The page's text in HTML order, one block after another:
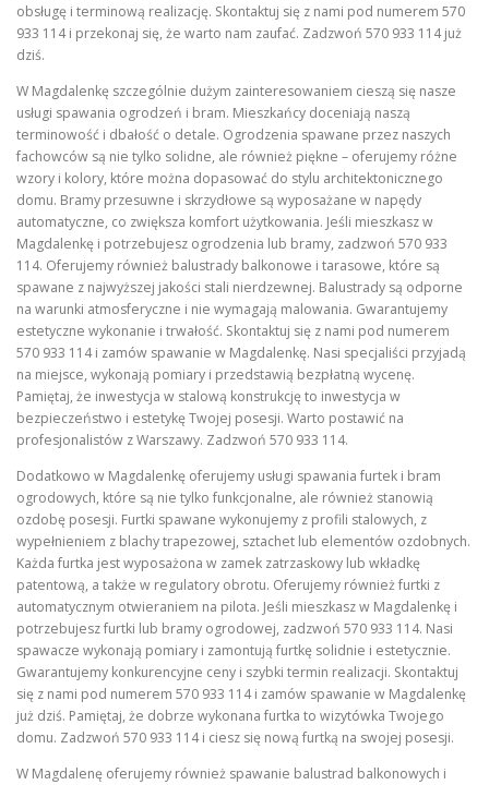
obsługę i terminową realizację. Skontaktuj się z nami pod numerem 570
933 114 i przekonaj się, że warto nam zaufać. Zadzwoń 570 933 114 już
dziś.
W Magdalenkę szczególnie dużym zainteresowaniem cieszą się nasze
usługi spawania ogrodzeń i bram. Mieszkańcy doceniają naszą
terminowość i dbałość o detale. Ogrodzenia spawane przez naszych
fachowców są nie tylko solidne, ale również piękne – oferujemy różne
wzory i kolory, które można dopasować do stylu architektonicznego
domu. Bramy przesuwne i skrzydłowe są wyposażane w napędy
automatyczne, co zwiększa komfort użytkowania. Jeśli mieszkasz w
Magdalenkę i potrzebujesz ogrodzenia lub bramy, zadzwoń 570 933
114. Oferujemy również balustrady balkonowe i tarasowe, które są
spawane z najwyższej jakości stali nierdzewnej. Balustrady są odporne
na warunki atmosferyczne i nie wymagają malowania. Gwarantujemy
estetyczne wykonanie i trwałość. Skontaktuj się z nami pod numerem
570 933 114 i zamów spawanie w Magdalenkę. Nasi specjaliści przyjadą
na miejsce, wykonają pomiary i przedstawią bezpłatną wycenę.
Pamiętaj, że inwestycja w stalową konstrukcję to inwestycja w
bezpieczeństwo i estetykę Twojej posesji. Warto postawić na
profesjonalistów z Warszawy. Zadzwoń 570 933 114.
Dodatkowo w Magdalenkę oferujemy usługi spawania furtek i bram
ogrodowych, które są nie tylko funkcjonalne, ale również stanowią
ozdobę posesji. Furtki spawane wykonujemy z profili stalowych, z
wypełnieniem z blachy trapezowej, sztachet lub elementów ozdobnych.
Każda furtka jest wyposażona w zamek zatrzaskowy lub wkładkę
patentową, a także w regulatory obrotu. Oferujemy również furtki z
automatycznym otwieraniem na pilota. Jeśli mieszkasz w Magdalenkę i
potrzebujesz furtki lub bramy ogrodowej, zadzwoń 570 933 114. Nasi
spawacze wykonają pomiary i zamontują furtkę solidnie i estetycznie.
Gwarantujemy konkurencyjne ceny i szybki termin realizacji. Skontaktuj
się z nami pod numerem 570 933 114 i zamów spawanie w Magdalenkę
już dziś. Pamiętaj, że dobrze wykonana furtka to wizytówka Twojego
domu. Zadzwoń 570 933 114 i ciesz się nową furtką na swojej posesji.
W Magdalenę oferujemy również spawanie balustrad balkonowych i